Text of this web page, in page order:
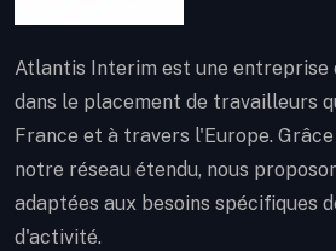
Atlantis Interim est une entreprise
dans le placement de travailleurs
France et à travers l'Europe.
notre réseau étendu, nous
adaptées aux besoins spécifiques
d'activité.